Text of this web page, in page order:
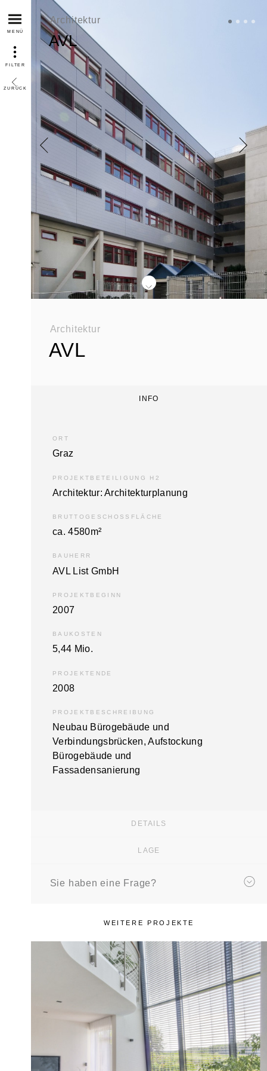
MENÜ
FILTER
ZURÜCK
Architektur
AVL
Architektur
AVL
INFO
ORT
Graz
PROJEKTBETEILIGUNG H2
Architektur: Architektur­planung
BRUTTOGESCHOSSFLÄCHE
ca. 4580m²
BAUHERR
AVL List GmbH
PROJEKTBEGINN
2007
BAUKOSTEN
5,44 Mio.
PROJEKTENDE
2008
PROJEKTBESCHREIBUNG
Neubau Bürogebäude und
Verbindungs­brücken, Aufstockung
Bürogebäude und
Fassadensanierung
DETAILS
LAGE
Sie haben eine Frage?
WEITERE PROJEKTE
REFERENZOBJEKT
Haus S
Neubau Einfamilienhaus